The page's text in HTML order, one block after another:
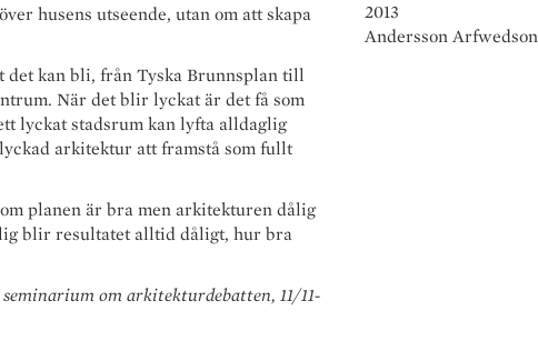
husens utseende, utan om att skapa
det kan bli, från Tyska Brunnsplan till
När det blir lyckat är det få som
lyckat stadsrum kan lyfta alldaglig
arkitektur att framstå som fullt
planen är bra men arkitekturen dålig
blir resultatet alltid dåligt, hur bra
om arkitekturdebatten, 11/11-
2013
Andersson